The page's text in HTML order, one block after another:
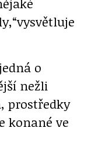
o
nežli
prostředky
konané ve